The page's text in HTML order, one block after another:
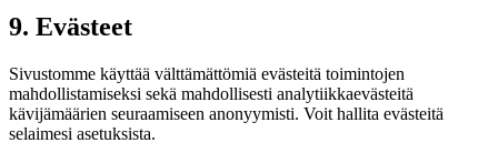
9. Evästeet
Sivustomme käyttää välttämättömiä evästeitä toimintojen
mahdollistamiseksi sekä mahdollisesti analytiikkaevästeitä
kävijämäärien seuraamiseen anonyymisti. Voit hallita evästeitä
selaimesi asetuksista.